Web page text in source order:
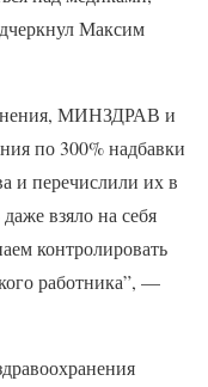
Максим
МИНЗДРАВ и
по 300% надбавки
и перечислили их в
взяло на себя
контролировать
работника”, —